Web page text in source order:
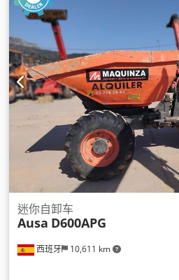
西班牙 10,611 km
迷你自卸车
Ausa D600APG